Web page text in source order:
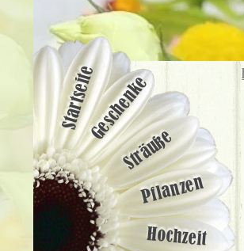
StartseiteGeschenke
Sträuße
Pflanzen
Hochzeit